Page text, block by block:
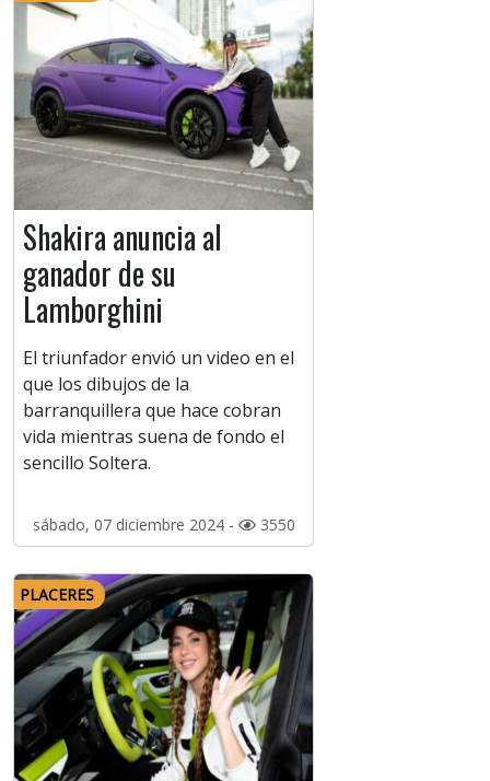
Shakira anuncia al
ganador de su
Lamborghini
El triunfador envió un video en el
que los dibujos de la
barranquillera que hace cobran
vida mientras suena de fondo el
sencillo Soltera.
sábado, 07 diciembre 2024 - 3550
PLACERES